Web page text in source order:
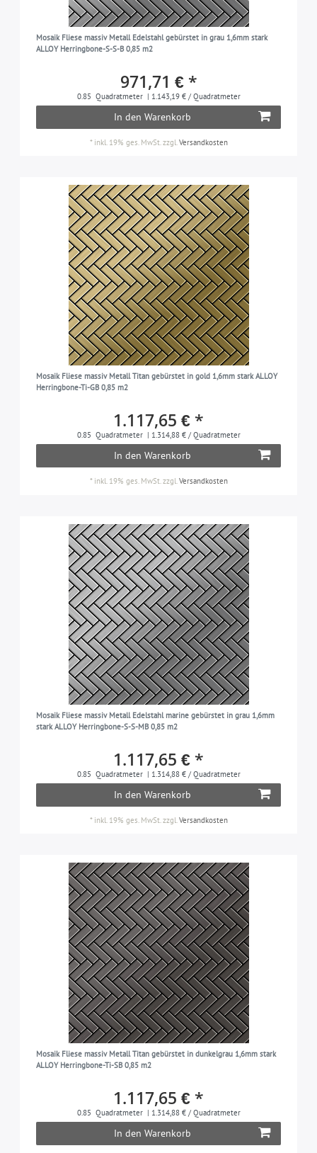
Mosaik Fliese massiv Metall Edelstahl gebürstet in grau 1,6mm stark
ALLOY Herringbone-S-S-B 0,85 m2
971,71 € *
0.85 Quadratmeter | 1.143,19 € / Quadratmeter
In den Warenkorb
* inkl. 19% ges. MwSt.zzgl.Versandkosten
Mosaik Fliese massiv Metall Titan gebürstet in gold 1,6mm stark ALLOY
Herringbone-Ti-GB 0,85 m2
1.117,65 € *
0.85 Quadratmeter | 1.314,88 € / Quadratmeter
In den Warenkorb
* inkl. 19% ges. MwSt.zzgl.Versandkosten
Mosaik Fliese massiv Metall Edelstahl marine gebürstet in grau 1,6mm
stark ALLOY Herringbone-S-S-MB 0,85 m2
1.117,65 € *
0.85 Quadratmeter | 1.314,88 € / Quadratmeter
In den Warenkorb
* inkl. 19% ges. MwSt. zzgl. Versandkosten
Mosaik Fliese massiv Metall Titan gebürstet in dunkelgrau 1,6mm stark
ALLOY Herringbone-Ti-SB 0,85 m2
1.117,65 € *
0.85 Quadratmeter | 1.314,88 € / Quadratmeter
In den Warenkorb